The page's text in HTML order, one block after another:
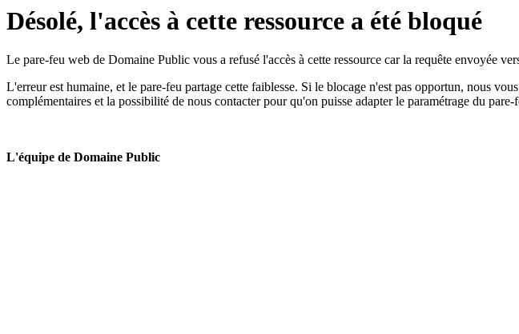
Désolé, l'accès à cette ressource a été bloqué
Le pare-feu web de Domaine Public vous a refusé l'accès à cette ressource car la requête envoyée
L'erreur est humaine, et le pare-feu partage cette faiblesse. Si le blocage n'est pas opportun, nous
complémentaires et la possibilité de nous contacter pour qu'on puisse adapter le paramétrage du pare-
L'équipe de Domaine Public